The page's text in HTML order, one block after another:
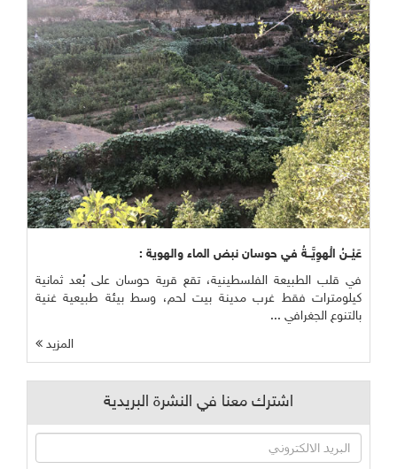
عَيْــنُ الْهوِيَّــةُ في حوسان نبض الماء والهوية :
في قلب الطبيعة الفلسطينية، تقع قرية حوسان على بُعد ثمانية
كيلومترات فقط غرب مدينة بيت لحم، وسط بيئة طبيعية غنية
بالتنوع الجغرافي ...
المزيد
اشترك معنا في النشرة البريدية